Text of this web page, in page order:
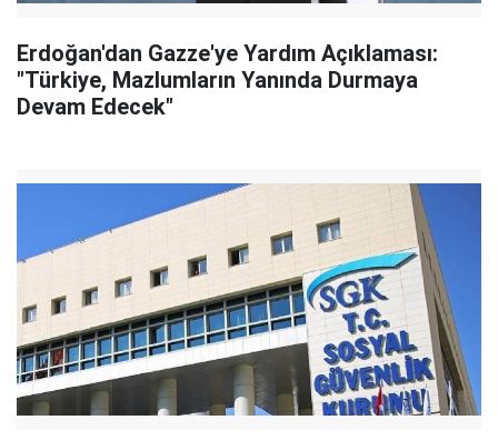
Erdoğan'dan Gazze'ye Yardım Açıklaması:
"Türkiye, Mazlumların Yanında Durmaya
Devam Edecek"